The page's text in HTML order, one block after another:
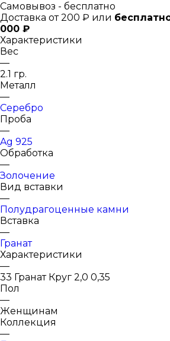
Самовывоз - бесплатно
Доставка от 200 ₽ или
000 ₽
Характеристики
Вес
—
2.1 гр.
Металл
—
Серебро
Проба
—
Ag 925
Обработка
—
Золочение
Вид вставки
—
Полудрагоценные камни
Вставка
—
Гранат
Характеристики
—
33 Гранат Круг 2,0 0,35
Пол
—
Женщинам
Коллекция
—